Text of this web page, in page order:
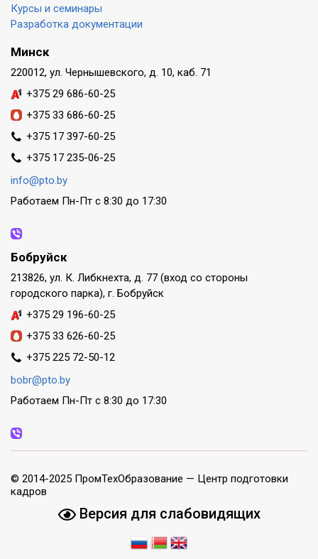
Курсы и семинары
Разработка документации
Минск
220012, ул. Чернышевского, д. 10, каб. 71
+375 29 686-60-25
+375 33 686-60-25
+375 17 397-60-25
+375 17 235-06-25
info@pto.by
Работаем Пн-Пт с 8:30 до 17:30
Бобруйск
213826, ул. К. Либкнехта, д. 77 (вход со стороны
городского парка), г. Бобруйск
+375 29 196-60-25
+375 33 626-60-25
+375 225 72-50-12
bobr@pto.by
Работаем Пн-Пт с 8:30 до 17:30
© 2014-2025 ПромТехОбразование — Центр подготовки
кадров
Версия для слабовидящих